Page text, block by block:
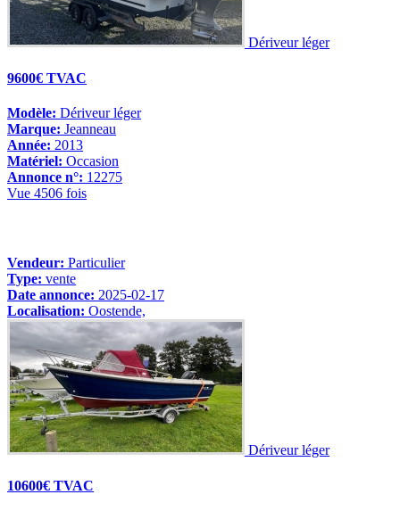
Dériveur léger
9600€ TVAC
Modèle: Dériveur léger
Marque: Jeanneau
Année: 2013
Matériel: Occasion
Annonce n°: 12275
Vue 4506 fois
Vendeur: Particulier
Type: vente
Date annonce: 2025-02-17
Localisation: Oostende,
Dériveur léger
10600€ TVAC